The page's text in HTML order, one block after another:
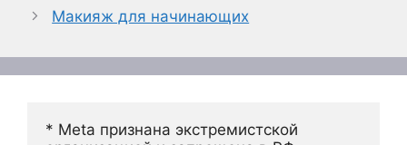
Макияж для начинающих
* Meta признана экстремистской